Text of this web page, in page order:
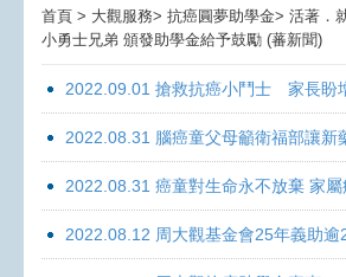
首頁 > 大觀服務> 抗癌圓夢助學金> 活著．
小勇士兄弟 頒發助學金給予鼓勵 (蕃新聞)
2022.09.01 搶救抗癌小鬥士 家長盼
2022.08.31 腦癌童父母籲衛福部讓
2022.08.31 癌童對生命永不放棄 家
2022.08.12 周大觀基金會25年義助